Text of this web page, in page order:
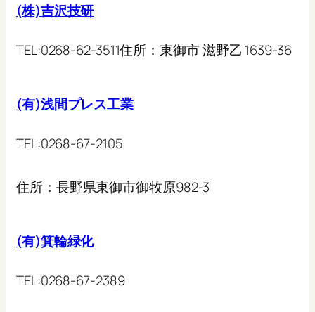
(株)吉沢技研
TEL:0268-62-3511住所：東御市 滋野乙 1639-36
(有)浅間プレス工業
TEL:0268-67-2105
住所： 長野県東御市御牧原982-3
(有)箕輪緑化
TEL:0268-67-2389